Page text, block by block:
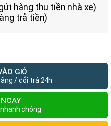
hàng thu tiền nhà xe)
trả tiền)
GIỎ
/ đổi trả 24h
chóng